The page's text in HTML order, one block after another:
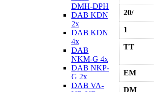
DMH-DPH
DAB KDN
2х
DAB KDN
4х
DAB
NKM-G 4х
DAB NKP-
G 2х
DAB VA-
20/
1
TT
EM
DM